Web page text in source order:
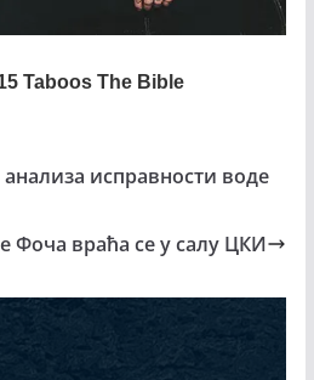
исправности воде
Фоча враћа се у салу ЦКИ